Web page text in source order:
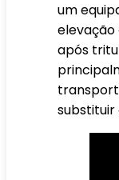
um
elevação
após
substituir